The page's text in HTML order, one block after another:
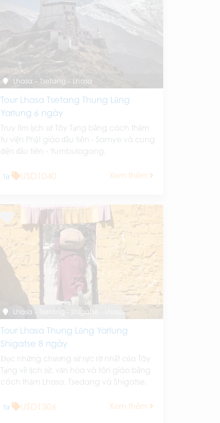
Lhasa – Tsetang – Lhasa
Tour Lhasa Tsetang Thung Lũng
Yarlung 6 ngày
Truy tìm lịch sử Tây Tạng bằng cách thăm
tu viện Phật giáo đầu tiên - Samye và cung
điện đầu tiên - Yumbulagang.
Từ USD1040 Xem thêm
Lhasa - Tsetang - Shigatse - Lhasa
Tour Lhasa Thung Lũng Yarlung
Shigatse 8 ngày
Đọc những chương sử rực rỡ nhất của Tây
Tạng về lịch sử, văn hóa và tôn giáo bằng
cách thăm Lhasa, Tsedang và Shigatse.
Từ USD1306 Xem thêm